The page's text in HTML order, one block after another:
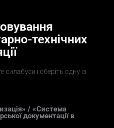
технічних
і оберіть одну із
/ «Система
документації в